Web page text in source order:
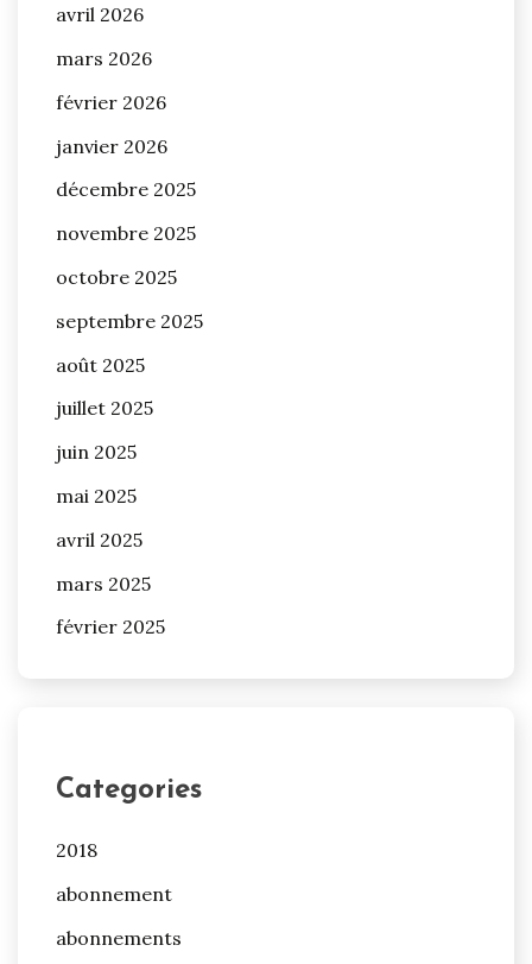
avril 2026
mars 2026
février 2026
janvier 2026
décembre 2025
novembre 2025
octobre 2025
septembre 2025
août 2025
juillet 2025
juin 2025
mai 2025
avril 2025
mars 2025
février 2025
Categories
2018
abonnement
abonnements